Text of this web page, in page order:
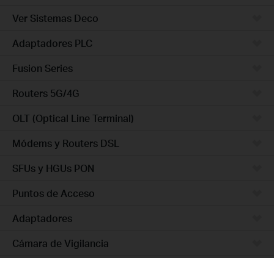
Ver Sistemas Deco
Adaptadores PLC
Fusion Series
Routers 5G/4G
OLT (Optical Line Terminal)
Módems y Routers DSL
SFUs y HGUs PON
Puntos de Acceso
Adaptadores
Cámara de Vigilancia